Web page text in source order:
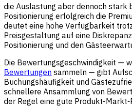
die Auslastung aber dennoch
Positionierung erfolgreich die
deutet eine hohe Verfügbarkeit
Preisgestaltung auf eine
Positionierung und den
Die Bewertungsgeschwindigkeit —
Bewertungen sammeln — gibt
Buchungshäufigkeit und
schnellere Ansammlung von
der Regel eine gute Produkt-